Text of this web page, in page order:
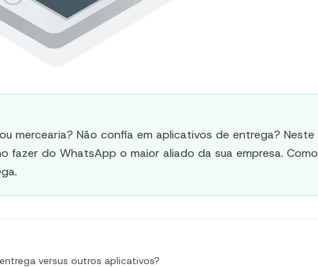
mercearia? Não confia em aplicativos de entrega? Neste
fazer do WhatsApp o maior aliado da sua empresa. Como
versus outros aplicativos?